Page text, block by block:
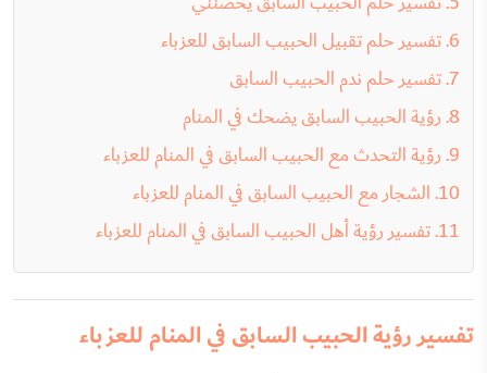
تفسير حلم تقبيل الحبيب السابق للعزباء
تفسير حلم ندم الحبيب السابق
رؤية الحبيب السابق يضحك في المنام
رؤية التحدث مع الحبيب السابق في المنام للعزباء
الشجار مع الحبيب السابق في المنام للعزباء
تفسير رؤية أهل الحبيب السابق في المنام للعزباء
تفسير رؤية الحبيب السابق في المنام للعزباء